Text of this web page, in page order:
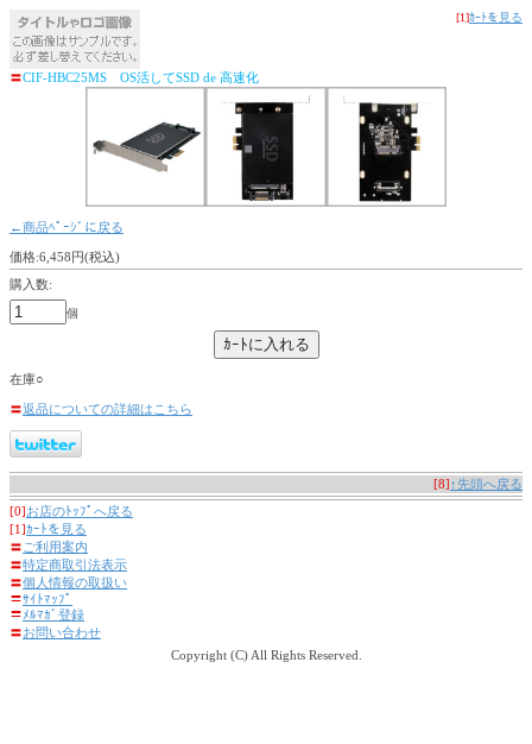
[1]ｶｰﾄを見る
〓CIF-HBC25MS OS活してSSD de 高速化
←商品ﾍﾟｰｼﾞに戻る
価格:6,458円(税込)
購入数:
個
在庫○
〓返品についての詳細はこちら
[8] ↑先頭へ戻る
[0] お店のﾄｯﾌﾟへ戻る
[1]ｶｰﾄを見る
〓 ご利用案内
〓特定商取引法表示
〓個人情報の取扱い
〓ｻｲﾄﾏｯﾌﾟ
〓ﾒﾙﾏｶﾞ登録
〓お問い合わせ
Copyright (C) All Rights Reserved.